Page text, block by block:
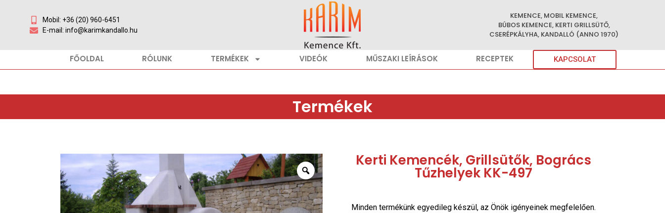
Mobil: +36 (20) 960-6451
E-mail: info@karimkandallo.hu
KEMENCE, MOBIL KEMENCE,
BÚBOS KEMENCE, KERTI GRILLSÜTŐ,
CSERÉPKÁLYHA, KANDALLÓ (ANNO 1970)
FŐOLDAL RÓLUNK TERMÉKEK VIDEÓK MŰSZAKI LEÍRÁSOK RECEPTEK KAPCSOLAT
Termékek
Kerti Kemencék, Grillsütők, Bogrács
Tűzhelyek KK-497
Minden termékünk egyedileg készül, az Önök igényeinek megfelelően.